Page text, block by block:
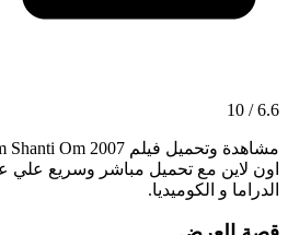
6.6 / 10
الدراما و الكوميديا.